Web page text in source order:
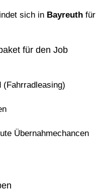
sich in Bayreuth für
für den Job
(Fahrradleasing)
Übernahmechancen